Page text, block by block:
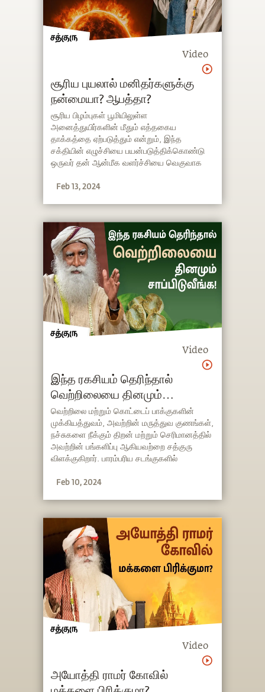
Video
சூரிய புயலால் மனிதர்களுக்கு
நன்மையா? ஆபத்தா?
சூரிய பிழம்புகள் பூமியிலுள்ள
அனைத்துயிர்களின் மீதும் எத்தகைய
தாக்கத்தை ஏற்படுத்தும் என்றும், இந்த
சக்தியின் எழுச்சியை பயன்படுத்திக்கொண்டு
ஒருவர் தன் ஆன்மீக வளர்ச்சியை வெகுவாக
தயார்செய்துகொள்ள முடியும் என்றும் சத்குரு
Feb 13, 2024
Video
இந்த ரகசியம் தெரிந்தால்
வெற்றிலையை தினமும்
சாப்பிடுவீங்க!
வெற்றிலை மற்றும் கொட்டைப் பாக்குகளின்
முக்கியத்துவம், அவற்றின் மருத்துவ குணங்கள்,
நச்சுகளை நீக்கும் திறன் மற்றும் செரிமானத்தில்
அவற்றின் பங்களிப்பு ஆகியவற்றை சத்குரு
விளக்குகிறார். பாரம்பரிய சடங்குகளில்
அவை எவ்வாறு ஒருவரின் உணர்திறனை
Feb 10, 2024
Video
அயோத்தி ராமர் கோவில்